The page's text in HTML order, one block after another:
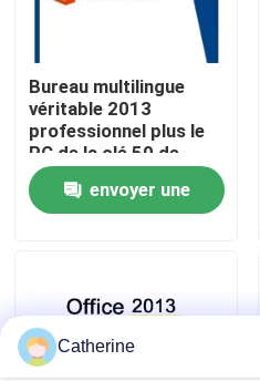
Contrôle de la qualité
Nous contacter
Nouvelles
Office 2024 clé acheter
plus professionnel du
Bureau multilingue
véritable 2013
professionnel plus le
PC de la clé 50 de
produit
envoyer une
Catherine